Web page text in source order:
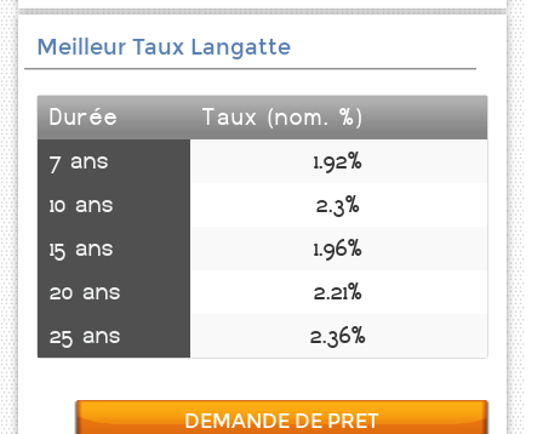
Meilleur Taux Langatte
Durée
Taux (nom. %)
7 ans
1.92%
10 ans
2.3%
15 ans
1.96%
20 ans
2.21%
25 ans
2.36%
DEMANDE DE PRET